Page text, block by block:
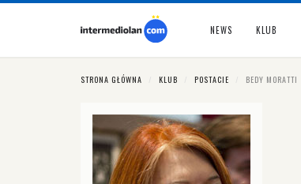
NEWS KLUB
STRONA GŁÓWNA KLUB POSTACIE BEDY MORATTI